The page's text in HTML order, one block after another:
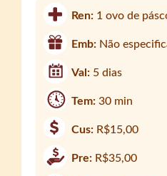
Ren: 1 ovo de
Emb: Não
Val: 5 dias
Tem:30 min
Cus: R$15,00
Pre: R$35,00